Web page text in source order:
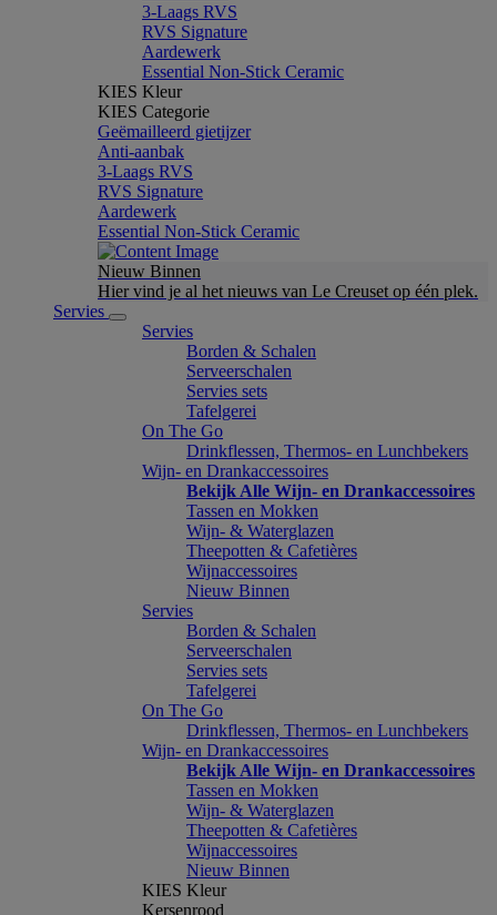
3-Laags RVS
RVS Signature
Aardewerk
Essential Non-Stick Ceramic
KIES Kleur
KIES Categorie
Geëmailleerd gietijzer
Anti-aanbak
3-Laags RVS
RVS Signature
Aardewerk
Essential Non-Stick Ceramic
Nieuw Binnen
Hier vind je al het nieuws van Le Creuset op één plek.
Servies
Servies
Borden & Schalen
Serveerschalen
Servies sets
Tafelgerei
On The Go
Drinkflessen, Thermos- en Lunchbekers
Wijn- en Drankaccessoires
Bekijk Alle Wijn- en Drankaccessoires
Tassen en Mokken
Wijn- & Waterglazen
Theepotten & Cafetières
Wijnaccessoires
Nieuw Binnen
Servies
Borden & Schalen
Serveerschalen
Servies sets
Tafelgerei
On The Go
Drinkflessen, Thermos- en Lunchbekers
Wijn- en Drankaccessoires
Bekijk Alle Wijn- en Drankaccessoires
Tassen en Mokken
Wijn- & Waterglazen
Theepotten & Cafetières
Wijnaccessoires
Nieuw Binnen
KIES Kleur
Kersenrood